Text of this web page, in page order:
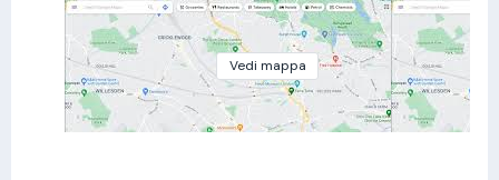
Vedi mappa